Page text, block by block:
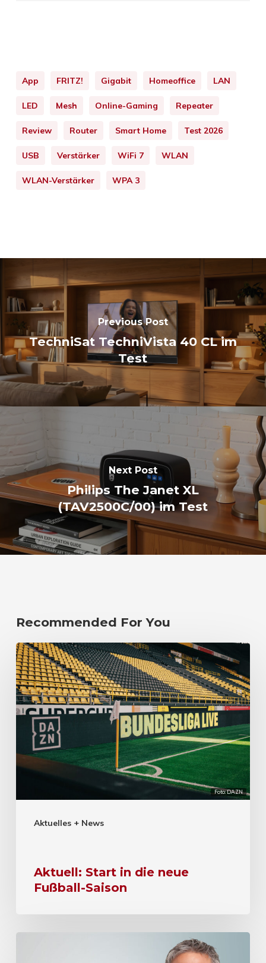
App FRITZ! Gigabit Homeoffice LAN
LED Mesh Online-Gaming Repeater
Review Router Smart Home Test 2026
USB Verstärker WiFi 7 WLAN
WLAN-Verstärker WPA 3
Previous Post
TechniSat TechniVista 40 CL im
Test
Next Post
Philips The Janet XL
(TAV2500C/00) im Test
Recommended For You
Foto: DAZN
Aktuelles + News
Aktuell: Start in die neue
Fußball-Saison